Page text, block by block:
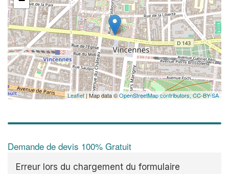
Leaflet| Map data ©OpenStreetMap contributors,CC-BY-SA
Demande de devis 100% Gratuit
Erreur lors du chargement du formulaire
✕